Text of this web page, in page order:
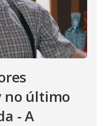
no último
- A